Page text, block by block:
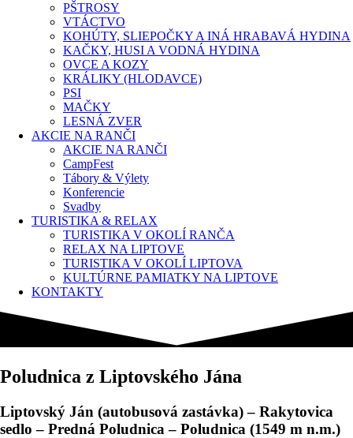
PŠTROSY
VTÁCTVO
KOHÚTY, SLIEPOČKY A INÁ HRABAVÁ HYDINA
KAČKY, HUSI A VODNÁ HYDINA​​
OVCE A KOZY
KRÁLIKY (HLODAVCE)​
PSI
MAČKY
LESNÁ ZVER
AKCIE NA RANČI
AKCIE NA RANČI
CampFest
Tábory & Výlety
Konferencie
Svadby
TURISTIKA & RELAX
TURISTIKA V OKOLÍ RANČA
RELAX NA LIPTOVE
TURISTIKA V OKOLÍ LIPTOVA
KULTÚRNE PAMIATKY NA LIPTOVE
KONTAKTY
Poludnica z Liptovského Jána
Liptovský Ján (autobusová zastávka) – Rakytovica
sedlo – Predná Poludnica – Poludnica (1549 m n.m.)